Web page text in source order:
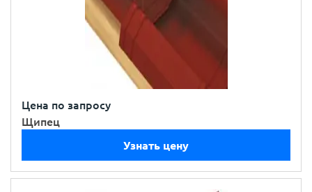
Цена по запросу
Щипец
Узнать цену